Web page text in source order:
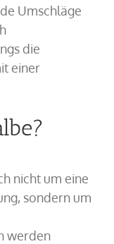
Umschläge
die
einer
nicht um eine
sondern um
werden